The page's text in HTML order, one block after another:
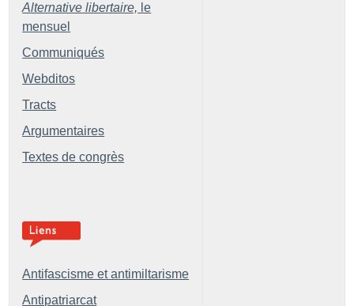
Alternative libertaire, le
mensuel
Communiqués
Webditos
Tracts
Argumentaires
Textes de congrès
Antifascisme et antimiltarisme
Antipatriarcat